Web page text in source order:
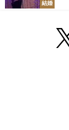
結婚